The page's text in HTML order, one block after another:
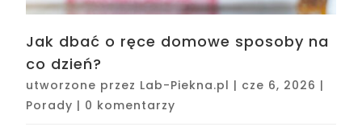
Jak dbać o ręce domowe sposoby na
co dzień?
utworzone przez Lab-Piekna.pl | cze 6, 2026 |
Porady | 0 komentarzy